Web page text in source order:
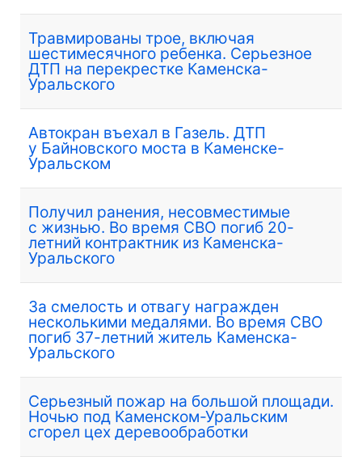
Травмированы трое, включая
шестимесячного ребенка. Серьезное
ДТП на перекрестке Каменска-
Уральского
Автокран въехал в Газель. ДТП
у Байновского моста в Каменске-
Уральском
Получил ранения, несовместимые
с жизнью. Во время СВО погиб 20-
летний контрактник из Каменска-
Уральского
За смелость и отвагу награжден
несколькими медалями. Во время СВО
погиб 37-летний житель Каменска-
Уральского
Серьезный пожар на большой площади.
Ночью под Каменском-Уральским
сгорел цех деревообработки